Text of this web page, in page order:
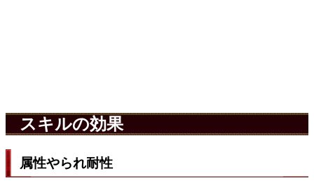
スキルの効果
属性やられ耐性